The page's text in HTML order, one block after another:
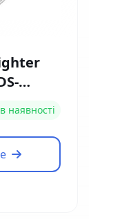
наявності